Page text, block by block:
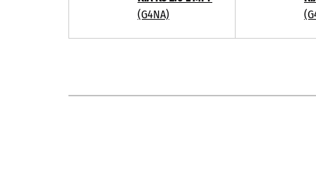
(G4NA)